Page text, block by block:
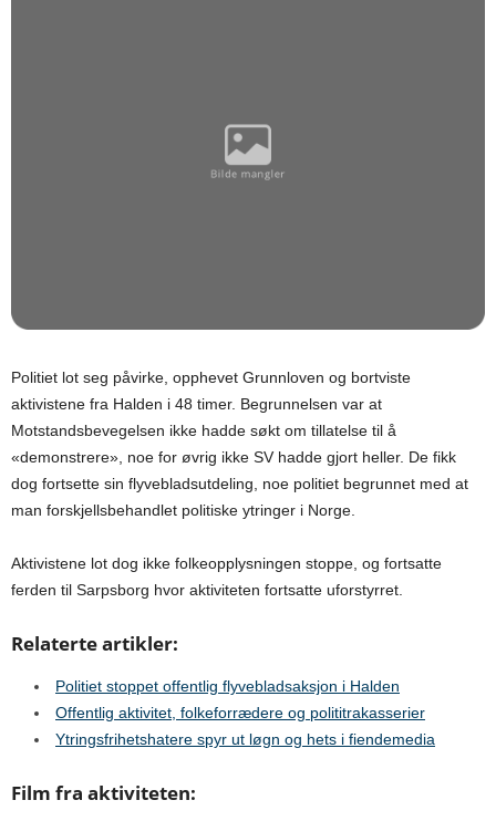
Politiet lot seg påvirke, opphevet Grunnloven og bortviste
aktivistene fra Halden i 48 timer. Begrunnelsen var at
Motstandsbevegelsen ikke hadde søkt om tillatelse til å
«demonstrere», noe for øvrig ikke SV hadde gjort heller. De fikk
dog fortsette sin flyvebladsutdeling, noe politiet begrunnet med at
man forskjellsbehandlet politiske ytringer i Norge.
Aktivistene lot dog ikke folkeopplysningen stoppe, og fortsatte
ferden til Sarpsborg hvor aktiviteten fortsatte uforstyrret.
Relaterte artikler:
Politiet stoppet offentlig flyvebladsaksjon i Halden
Offentlig aktivitet, folkeforrædere og polititrakasserier
Ytringsfrihetshatere spyr ut løgn og hets i fiendemedia
Film fra aktiviteten: